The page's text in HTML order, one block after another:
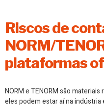
Riscos de
NORM/
plataformas
NORM e TENORM são
eles podem estar aí na